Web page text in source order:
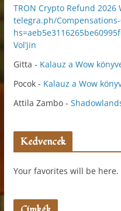
TRON Crypto Refund
telegra.ph/Compensations-
Vol’jin
Gitta - Kalauz a Wow
Pocok- Kalauz a Wow
Attila Zambo-
Kedvencek
Your favorites will be here.